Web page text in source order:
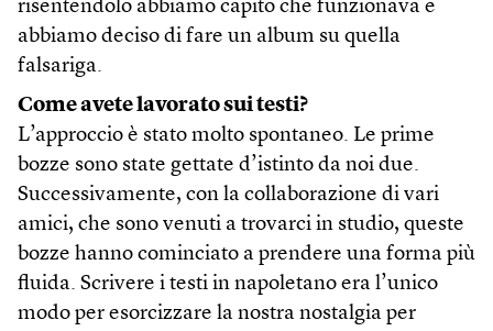
risentendolo abbiamo capito che funzionava e
abbiamo deciso di fare un album su quella
falsariga.
Come avete lavorato sui testi?
L’approccio è stato molto spontaneo. Le prime
bozze sono state gettate d’istinto da noi due.
Successivamente, con la collaborazione di vari
amici, che sono venuti a trovarci in studio, queste
bozze hanno cominciato a prendere una forma più
fluida. Scrivere i testi in napoletano era l’unico
modo per esorcizzare la nostra nostalgia per